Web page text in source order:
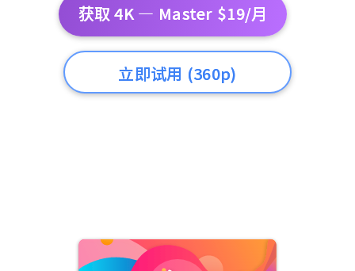
获取 4K — Master $19/月
立即试用 (360p)